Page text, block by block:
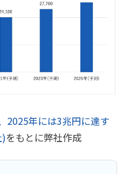
2025年には3兆円に達す
をもとに弊社作成